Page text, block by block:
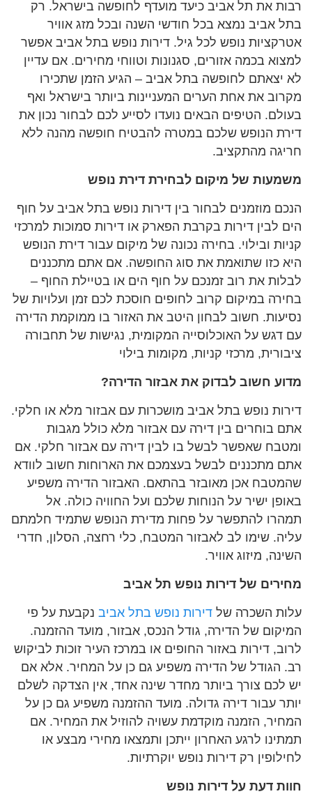
רבות את תל אביב כיעד מועדף לחופשה בישראל. רק
בתל אביב נמצא בכל חודשי השנה ובכל מזג אוויר
אטרקציות נופש לכל גיל. דירות נופש בתל אביב אפשר
למצוא בכמה אזורים, סגנונות וטווחי מחירים. אם עדיין
לא יצאתם לחופשה בתל אביב – הגיע הזמן שתכירו
מקרוב את אחת הערים המעניינות ביותר בישראל ואף
בעולם. הטיפים הבאים נועדו לסייע לכם לבחור נכון את
דירת הנופש שלכם במטרה להבטיח חופשה מהנה ללא
חריגה מהתקציב.
משמעות של מיקום לבחירת דירת נופש
הנכם מוזמנים לבחור בין דירות נופש בתל אביב על חוף
הים לבין דירות בקרבת הפארק או דירות סמוכות למרכזי
קניות ובילוי. בחירה נכונה של מיקום עבור דירת הנופש
היא כזו שתואמת את סוג החופשה. אם אתם מתכננים
לבלות את רוב זמנכם על חוף הים או בטיילת החוף –
בחירה במיקום קרוב לחופים חוסכת לכם זמן ועלויות של
נסיעות. חשוב לבחון היטב את האזור בו ממוקמת הדירה
עם דגש על האוכלוסייה המקומית, נגישות של תחבורה
ציבורית, מרכזי קניות, מקומות בילוי
מדוע חשוב לבדוק את אבזור הדירה?
דירות נופש בתל אביב מושכרות עם אבזור מלא או חלקי.
אתם בוחרים בין דירה עם אבזור מלא כולל מגבות
ומטבח שאפשר לבשל בו לבין דירה עם אבזור חלקי. אם
אתם מתכננים לבשל בעצמכם את הארוחות חשוב לוודא
שהמטבח אכן מאובזר בהתאם. האבזור הדירה משפיע
באופן ישיר על הנוחות שלכם ועל החוויה כולה. אל
תמהרו להתפשר על פחות מדירת הנופש שתמיד חלמתם
עליה. שימו לב לאבזור המטבח, כלי רחצה, הסלון, חדרי
השינה, מיזוג אוויר.
מחירים של דירות נופש תל אביב
עלות השכרה של דירות נופש בתל אביב נקבעת על פי
המיקום של הדירה, גודל הנכס, אבזור, מועד ההזמנה.
לרוב, דירות באזור החופים או במרכז העיר זוכות לביקוש
רב. הגודל של הדירה משפיע גם כן על המחיר. אלא אם
יש לכם צורך ביותר מחדר שינה אחד, אין הצדקה לשלם
יותר עבור דירה גדולה. מועד ההזמנה משפיע גם כן על
המחיר, הזמנה מוקדמת עשויה להוזיל את המחיר. אם
תמתינו לרגע האחרון ייתכן ותמצאו מחירי מבצע או
לחילופין רק דירות נופש יוקרתיות.
חוות דעת על דירות נופש